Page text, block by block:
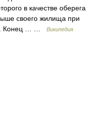
в качестве оберега
своего жилища при
Конец … …
Википедия